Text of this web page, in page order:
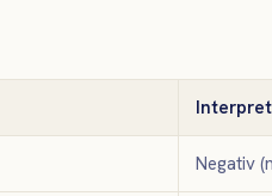
Negativ